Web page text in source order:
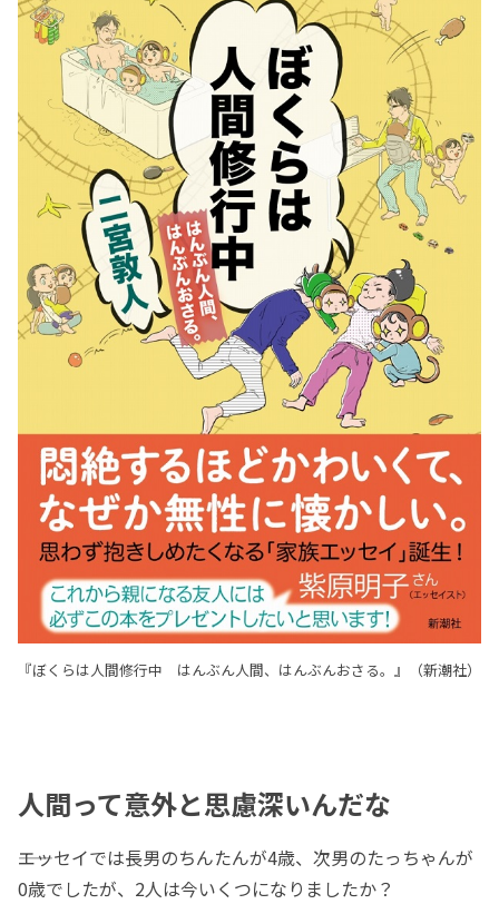
『ぼくらは人間修行中 はんぶん人間、はんぶんおさる。』（新潮社）
人間って意外と思慮深いんだな
――エッセイでは長男のちんたんが4歳、次男のたっちゃんが
0歳でしたが、2人は今いくつになりましたか？